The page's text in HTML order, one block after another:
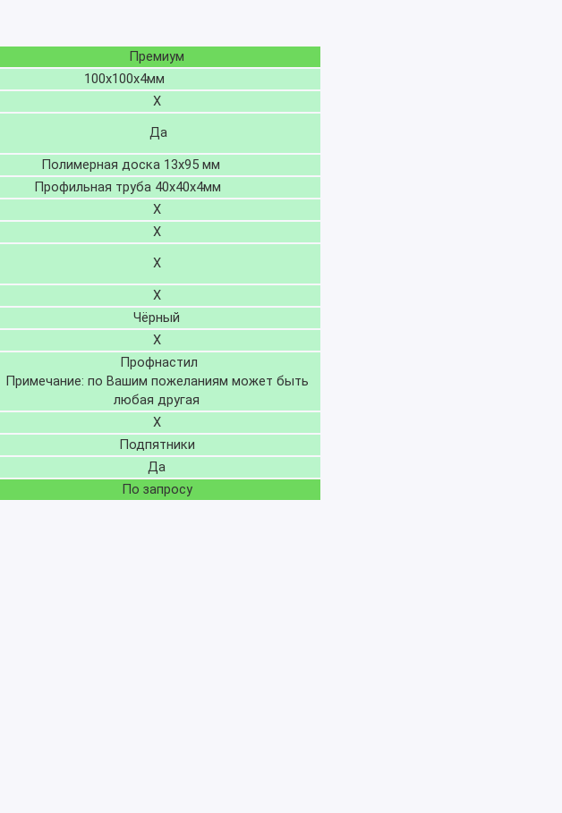
Премиум
100х100х4мм
Х
Да
Полимерная доска 13х95 мм
Профильная труба 40х40х4мм
X
X
X
X
Чёрный
Х
Профнастил
Примечание: по Вашим пожеланиям может быть
любая другая
X
Подпятники
Да
По запросу